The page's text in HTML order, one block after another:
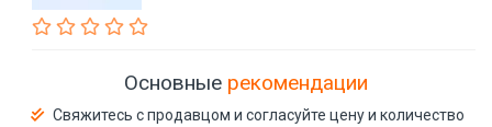
Основные рекомендации
Свяжитесь с продавцом и согласуйте цену и количество